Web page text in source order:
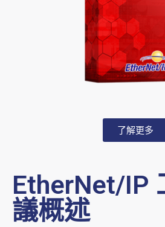
了解更多
EtherNet/IP
議概述